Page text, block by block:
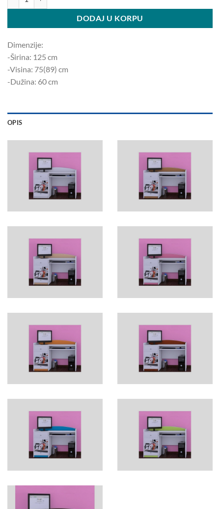
DODAJ U KORPU
Dimenzije:
-Širina: 125 ​​cm
-Visina: 75(89) cm
-Dužina: 60 cm
OPIS